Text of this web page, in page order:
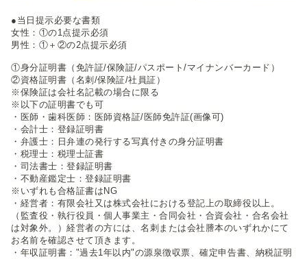
●当日提示必要な書類
女性：①の1点提示必須
男性：①＋②の2点提示必須
①身分証明書（免許証/保険証/パスポート/マイナンバーカード）
②資格証明書（名刺/保険証/社員証）
※保険証は会社名記載の場合に限る
※以下の証明書でも可
・医師・歯科医師：医師資格証/医師免許証(画像可)
・会計士：登録証明書
・弁護士：日弁連の発行する写真付きの身分証明書
・税理士：税理士証書
・司法書士：登録証明書
・不動産鑑定士：登録証明書
※いずれも合格証書はNG
・経営者：有限会社又は株式会社における登記上の取締役以上。
（監査役・執行役員・個人事業主・合同会社・合資会社・合名会社
は対象外。）経営者の方には、名刺または会社謄本のいずれかにて
お名前を確認させて頂きます。
・年収証明書："過去1年以内"の源泉徴収票、確定申告書、納税証明